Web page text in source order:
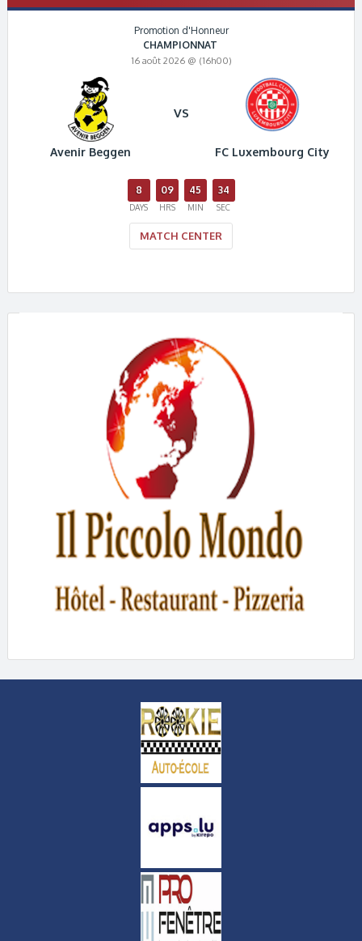
Promotion d'Honneur
CHAMPIONNAT
16 août 2026 @ (16h00)
Avenir Beggen
VS
FC Luxembourg City
8
DAYS
09
HRS
45
MIN
33
SEC
MATCH CENTER